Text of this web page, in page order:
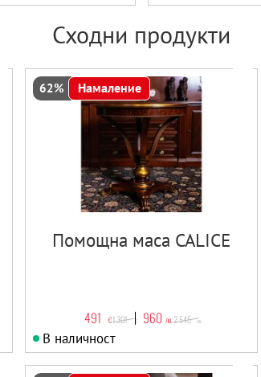
Сходни продукти
62% Намаление
Помощна маса CALICE
491 €1 301 € 960 лв.2 545 лв.
В наличност